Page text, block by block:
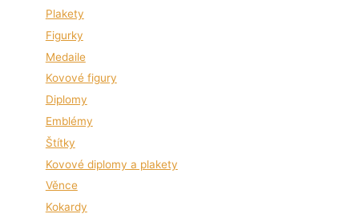
Plakety
Figurky
Medaile
Kovové figury
Diplomy
Emblémy
Štítky
Kovové diplomy a plakety
Věnce
Kokardy